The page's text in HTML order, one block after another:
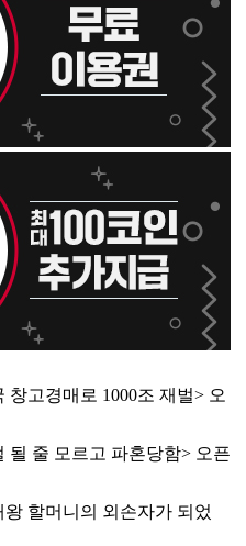
고경매로 1000조 재벌> 오
될 줄 모르고 파혼당함> 오픈
할머니의 외손자가 되었